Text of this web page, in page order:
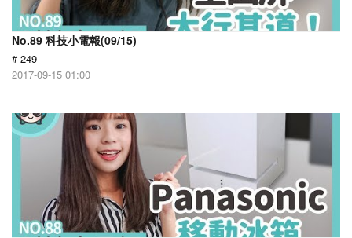
No.89 科技小電報(09/15)
# 249
2017-09-15 01:00